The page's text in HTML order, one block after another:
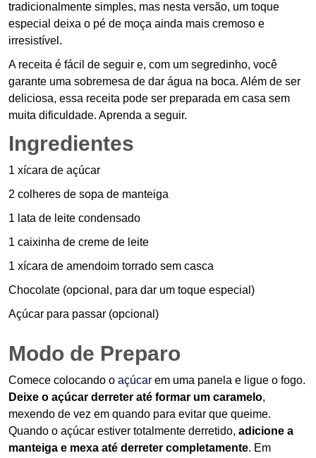
tradicionalmente simples, mas nesta versão, um toque
especial deixa o pé de moça ainda mais cremoso e
irresistível.
A receita é fácil de seguir e, com um segredinho, você
garante uma sobremesa de dar água na boca. Além de ser
deliciosa, essa receita pode ser preparada em casa sem
muita dificuldade. Aprenda a seguir.
Ingredientes
1 xícara de açúcar
2 colheres de sopa de manteiga
1 lata de leite condensado
1 caixinha de creme de leite
1 xícara de amendoim torrado sem casca
Chocolate (opcional, para dar um toque especial)
Açúcar para passar (opcional)
Modo de Preparo
Comece colocando o açúcar em uma panela e ligue o fogo.
Deixe o açúcar derreter até formar um caramelo,
mexendo de vez em quando para evitar que queime.
Quando o açúcar estiver totalmente derretido, adicione a
manteiga e mexa até derreter completamente. Em